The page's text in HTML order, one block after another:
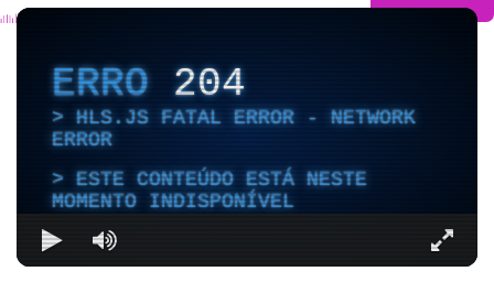
ERRO204
HLS.JS FATAL ERROR - NETWORK
ERROR
ESTE CONTEÚDO ESTÁ NESTE
MOMENTO INDISPONÍVEL